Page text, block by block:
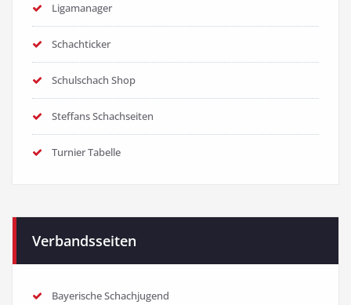
Ligamanager
Schachticker
Schulschach Shop
Steffans Schachseiten
Turnier Tabelle
Verbandsseiten
Bayerische Schachjugend